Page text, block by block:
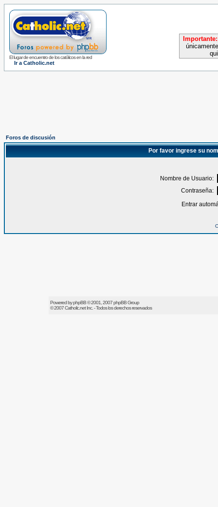
El lugar de encuentro de los católicos en la red
Ir a Catholic.net
Importante:
Foros de discusión
Por favor ingrese su
Nombre de Usuario:
Contraseña:
Entrar
Powered byphpBB© 2001, 2007 phpBB Group
© 2007Catholic.netInc. - Todos los derechos reservados